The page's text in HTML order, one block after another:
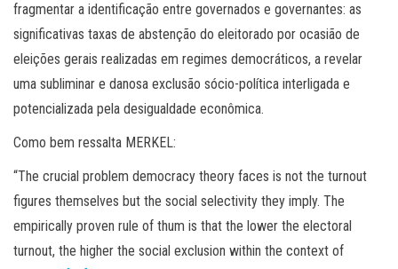
fragmentar a identificação entre governados e governantes: as
significativas taxas de abstenção do eleitorado por ocasião de
eleições gerais realizadas em regimes democráticos, a revelar
uma subliminar e danosa exclusão sócio-política interligada e
potencializada pela desigualdade econômica.
Como bem ressalta MERKEL:
“The crucial problem democracy theory faces is not the turnout
figures themselves but the social selectivity they imply. The
empirically proven rule of thum is that the lower the electoral
turnout, the higher the social exclusion within the context of